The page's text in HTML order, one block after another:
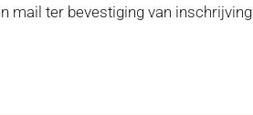
mail ter bevestiging van inschrijving